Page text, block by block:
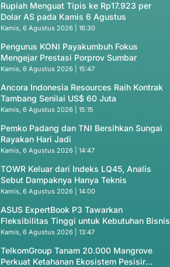
Rupiah Menguat Tipis ke Rp17.923 per
Dolar AS pada Kamis 6 Agustus
Kamis, 6 Agustus 2026 | 16:30
Pengurus KONI Payakumbuh Fokus
Mengejar Prestasi Porprov Sumbar
Kamis, 6 Agustus 2026 | 15:47
Ancora Indonesia Resources Raih Kontrak
Tambang Senilai US$ 60 Juta
Kamis, 6 Agustus 2026 | 15:15
Pemko Padang dan TNI Bersihkan Sungai
Rayakan Hari Jadi
Kamis, 6 Agustus 2026 | 14:47
TOWR Keluar dari Indeks LQ45, Analis
Sebut Dampaknya Hanya Teknis
Kamis, 6 Agustus 2026 | 14:00
ASUS ExpertBook P3 Tawarkan
Fleksibilitas Tinggi untuk Kebutuhan Bisnis
Kamis, 6 Agustus 2026 | 13:47
TelkomGroup Tanam 20.000 Mangrove
Perkuat Ketahanan Ekosistem Pesisir